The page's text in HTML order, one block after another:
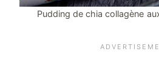
Pudding de chia collagène